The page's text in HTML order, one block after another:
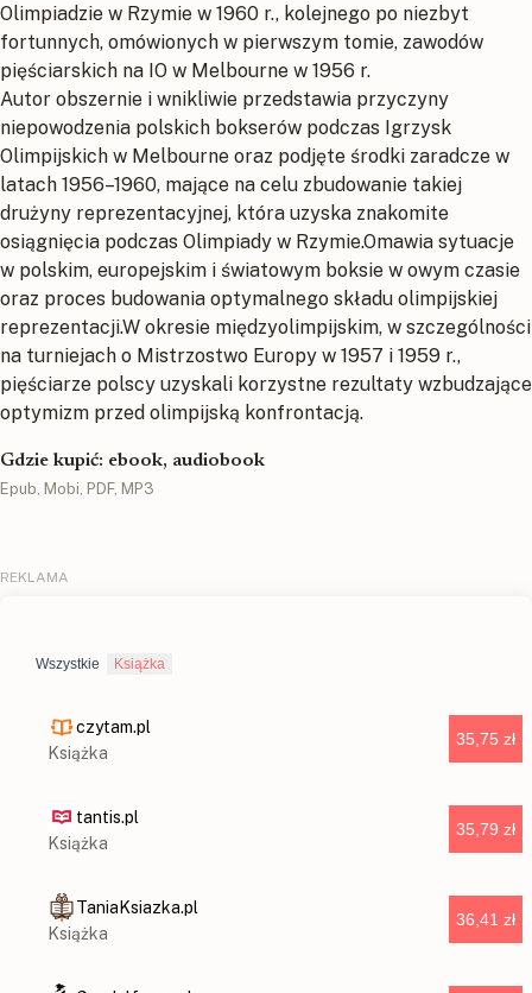
Olimpiadzie w Rzymie w 1960 r., kolejnego po niezbyt
fortunnych, omówionych w pierwszym tomie, zawodów
pięściarskich na IO w Melbourne w 1956 r.
Autor obszernie i wnikliwie przedstawia przyczyny
niepowodzenia polskich bokserów podczas Igrzysk
Olimpijskich w Melbourne oraz podjęte środki zaradcze w
latach 1956–1960, mające na celu zbudowanie takiej
drużyny reprezentacyjnej, która uzyska znakomite
osiągnięcia podczas Olimpiady w Rzymie.Omawia sytuacje
w polskim, europejskim i światowym boksie w owym czasie
oraz proces budowania optymalnego składu olimpijskiej
reprezentacji.W okresie międzyolimpijskim, w szczególności
na turniejach o Mistrzostwo Europy w 1957 i 1959 r.,
pięściarze polscy uzyskali korzystne rezultaty wzbudzające
optymizm przed olimpijską konfrontacją.
Gdzie kupić: ebook, audiobook
Epub, Mobi, PDF, MP3